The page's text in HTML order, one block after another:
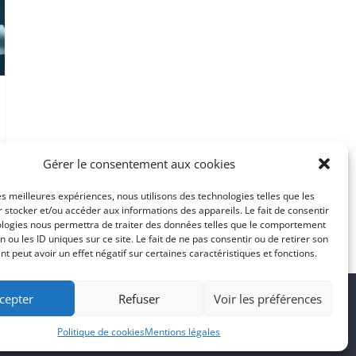
Gérer le consentement aux cookies
meilleures expériences, nous utilisons des technologies telles que les
stocker et/ou accéder aux informations des appareils. Le fait de consentir
nous permettra de traiter des données telles que le comportement
ou les ID uniques sur ce site. Le fait de ne pas consentir ou de retirer son
peut avoir un effet négatif sur certaines caractéristiques et fonctions.
Refuser Voir les préférences
Politique de cookiesMentions légales